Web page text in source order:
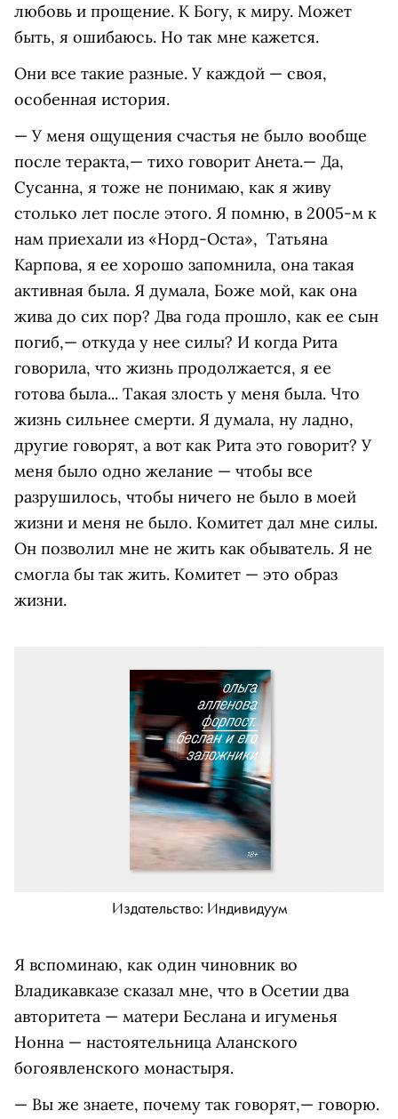
любовь и прощение. К Богу, к миру. Может
быть, я ошибаюсь. Но так мне кажется.
Они все такие разные. У каждой — своя,
особенная история.
— У меня ощущения счастья не было вообще
после теракта,— тихо говорит Анета.— Да,
Сусанна, я тоже не понимаю, как я живу
столько лет после этого. Я помню, в 2005-м к
нам приехали из «Норд-Оста», Татьяна
Карпова, я ее хорошо запомнила, она такая
активная была. Я думала, Боже мой, как она
жива до сих пор? Два года прошло, как ее сын
погиб,— откуда у нее силы? И когда Рита
говорила, что жизнь продолжается, я ее
готова была... Такая злость у меня была. Что
жизнь сильнее смерти. Я думала, ну ладно,
другие говорят, а вот как Рита это говорит? У
меня было одно желание — чтобы все
разрушилось, чтобы ничего не было в моей
жизни и меня не было. Комитет дал мне силы.
Он позволил мне не жить как обыватель. Я не
смогла бы так жить. Комитет — это образ
жизни.
Издательство: Индивидуум
Я вспоминаю, как один чиновник во
Владикавказе сказал мне, что в Осетии два
авторитета — матери Беслана и игуменья
Нонна — настоятельница Аланского
богоявленского монастыря.
— Вы же знаете, почему так говорят,— говорю.